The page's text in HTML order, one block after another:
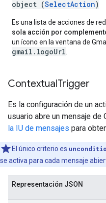
object (SelectAction)
Es una lista de acciones de
sola acción por
un ícono en la ventana de
gmail.logoUrl
ContextualTrigger
Es la configuración de un
usuario abre un mensaje de
la IU de mensajes para
El único criterio es
se activa para cada mensaje
Representación JSON